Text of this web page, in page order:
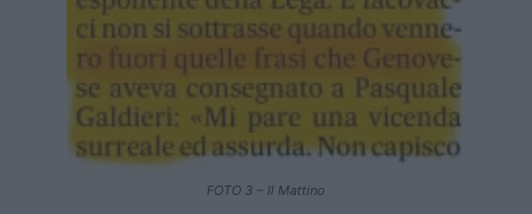
FOTO 3 – Il Mattino